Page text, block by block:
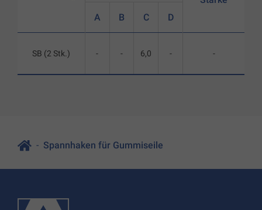
SB (2 Stk.)
A B C D
- - 6,0 - -
Spannhaken für Gummiseile